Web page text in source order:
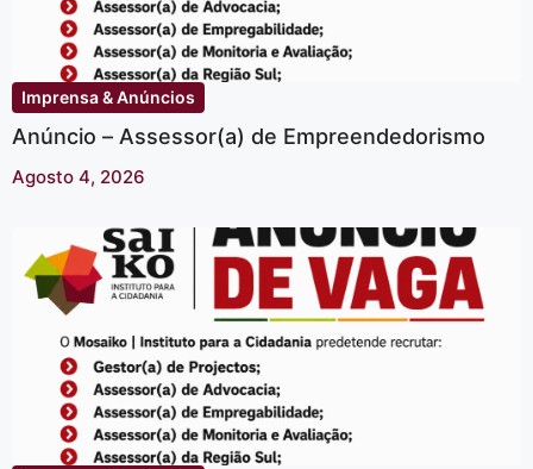
Imprensa & Anúncios
Anúncio – Assessor(a) de Empreendedorismo
Agosto 4, 2026